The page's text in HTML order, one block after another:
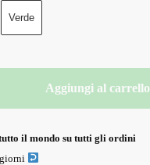
Verde
Aggiungi al carrello
il mondo su tutti gli ordini